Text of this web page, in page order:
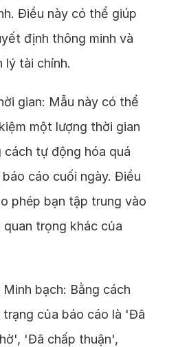
Điều này có thể giúp
định thông minh và
lý tài chính.
gian: Mẫu này có thể
một lượng thời gian
cách tự động hóa quá
cáo cuối ngày. Điều
phép bạn tập trung vào
quan trọng khác của
bạch: Bằng cách
trạng của báo cáo là 'Đã
'Đã chấp thuận',